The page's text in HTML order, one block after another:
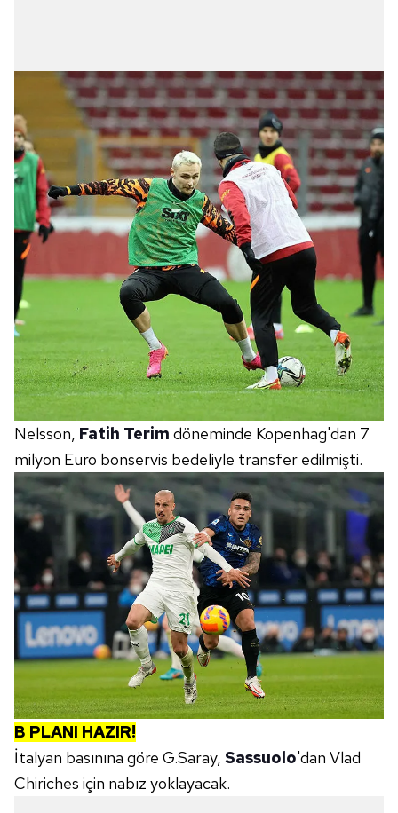
Nelsson, Fatih Terim döneminde Kopenhag'dan 7
milyon Euro bonservis bedeliyle transfer edilmişti.
B PLANI HAZIR!
İtalyan basınına göre G.Saray, Sassuolo'dan Vlad
Chiriches için nabız yoklayacak.